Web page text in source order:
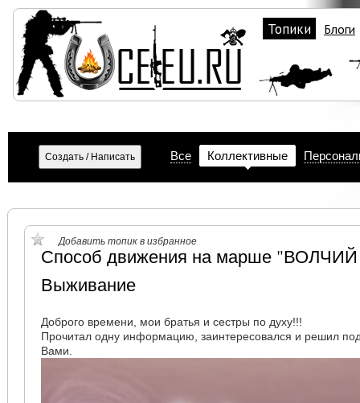
Топики Блоги
Все Коллективные
Добавить топик в избранное
Способ движения на марше
Выживание
Доброго времени, мои братья и сестры по духу!!!
Прочитал одну информацию, заинтересовался и решил
Вами.